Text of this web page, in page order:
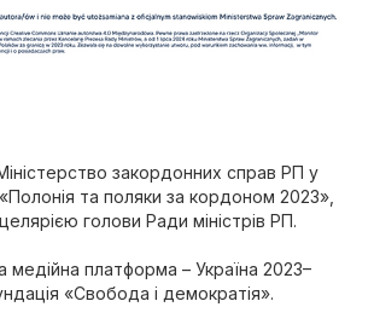
закордонних справ РП у
та поляки за кордоном 2023»,
голови Ради міністрів РП.
медійна платформа – Україна 2023–
«Свобода і демократія».